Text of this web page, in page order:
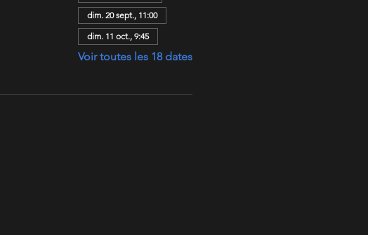
dim. 20 sept., 11:00
dim. 11 oct., 9:45
Voir toutes les 18 dates